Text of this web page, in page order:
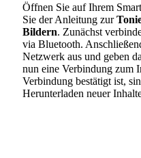
Öffnen Sie auf Ihrem
Sie der Anleitung zur
Bildern. Zunächst
via Bluetooth.
Netzwerk aus und geben
nun eine Verbindung zum
Verbindung bestätigt ist,
Herunterladen neuer